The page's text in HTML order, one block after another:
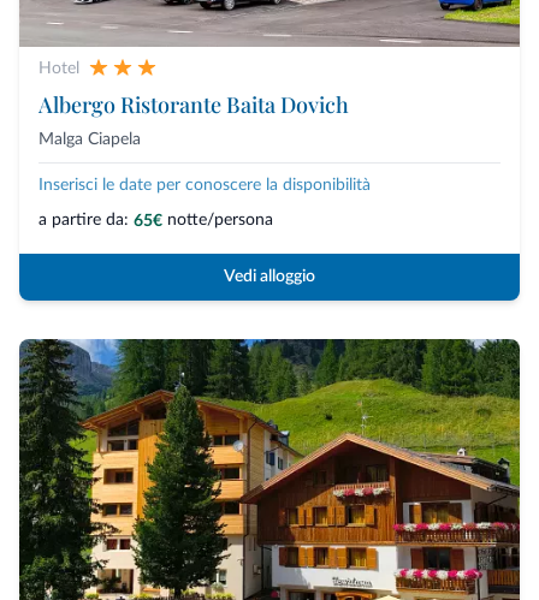
Hotel
Albergo Ristorante Baita Dovich
Malga Ciapela
Inserisci le date per conoscere la disponibilità
a partire da: 65€ notte/persona
Vedi alloggio